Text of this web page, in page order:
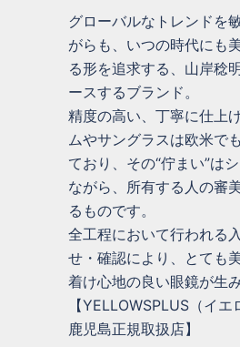
グローバルなトレンドを
がらも、いつの時代にも
る形を追求する、山岸稔
ースするブランド。
精度の高い、丁寧に仕上
ムやサングラスは欧米で
ており、その“佇まい”は
ながら、所有する人の審
るものです。
全工程において行われる
せ・確認により、とても
着け心地の良い眼鏡が生
【YELLOWSPLUS（イエ
鹿児島正規取扱店】